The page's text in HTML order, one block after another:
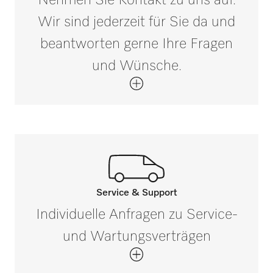
Geräteunabhängiges Zubehör
Wir sind jederzeit für Sie da und
beantworten gerne Ihre Fragen
und Wünsche.
Rufen Sie unsere Experten an.
Wenn Sie Fragen haben oder weitere
Informationen benötigen, kontaktieren Sie
uns bitte unter 0 52 41 22 44 644*
Service & Support
Individuelle Anfragen zu Service-
und Wartungsverträgen